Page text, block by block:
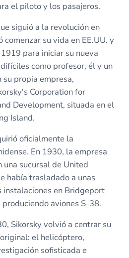
el piloto y los pasajeros.
siguió a la revolución en
comenzar su vida en EE.UU. y
para iniciar su nueva
como profesor, él y un
su propia empresa,
Corporation for
Development, situada en el
Island.
oficialmente la
En 1930, la empresa
una sucursal de United
había trasladado a unas
instalaciones en Bridgeport
aviones S-38.
Sikorsky volvió a centrar su
el helicóptero,
sofisticada e